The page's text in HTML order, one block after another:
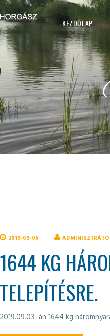
KEZDŐLAP
2019-09-05
1644 KG
TELEPÍTÉSRE.
2019.09.03.-án 1644 kg